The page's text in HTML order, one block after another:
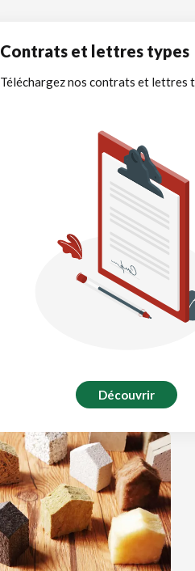
Contrats et lettres types
Téléchargez nos contrats et lettres
Découvrir